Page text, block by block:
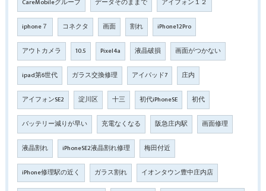
CareMobileグループ データそのままで アイフォン１２
iphone７ コネクタ 画面 割れ iPhone12Pro
アウトカメラ 10.5 Pixel4a 液晶破損 画面がつかない
ipad第6世代 ガラス交換修理 アイパッド7 庄内
アイフォンSE2 淀川区 十三 初代iPhoneSE 初代
バッテリー減りが早い 充電なくなる 阪急庄内駅 画面修理
液晶割れ iPhoneSE2液晶割れ修理 梅田付近
iPhone修理駅の近く ガラス割れ イオンタウン豊中庄内店